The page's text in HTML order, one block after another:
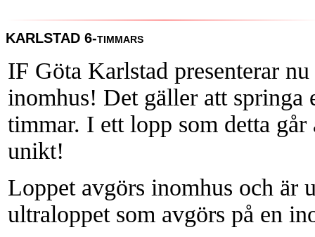
KARLSTAD 6-timmars
IF Göta Karlstad presenterar
inomhus! Det gäller att springa
timmar. I ett lopp som detta
unikt!
Loppet avgörs inomhus och är
ultraloppet som avgörs på en